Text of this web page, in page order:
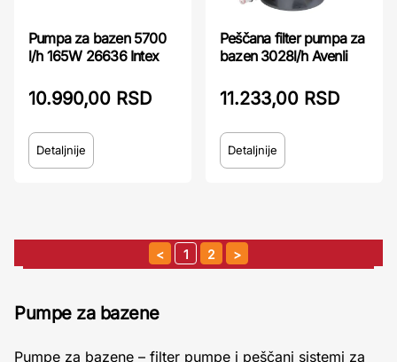
Pumpa za bazen 5700
l/h 165W 26636 Intex
10.990,00 RSD
Detaljnije
Peščana filter pumpa za
bazen 3028l/h Avenli
11.233,00 RSD
Detaljnije
1 2
Pumpe za bazene
Pumpe za bazene – filter pumpe i peščani sistemi za